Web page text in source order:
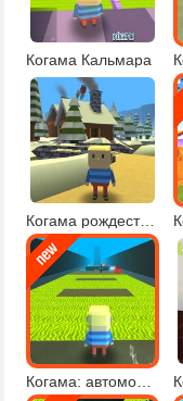
Когама Кальмара
Когама рождественское приключение
Когама: автомобильный паркур